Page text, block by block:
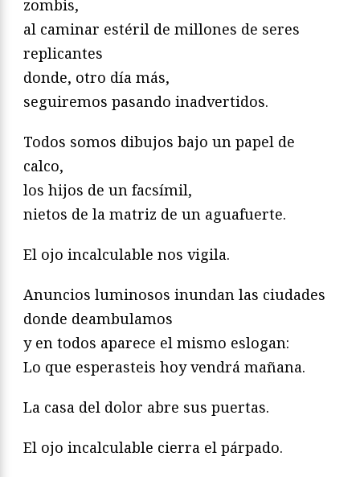
zombis,
al caminar estéril de millones de seres
replicantes
donde, otro día más,
seguiremos pasando inadvertidos.
Todos somos dibujos bajo un papel de
calco,
los hijos de un facsímil,
nietos de la matriz de un aguafuerte.
El ojo incalculable nos vigila.
Anuncios luminosos inundan las ciudades
donde deambulamos
y en todos aparece el mismo eslogan:
Lo que esperasteis hoy vendrá mañana.
La casa del dolor abre sus puertas.
El ojo incalculable cierra el párpado.